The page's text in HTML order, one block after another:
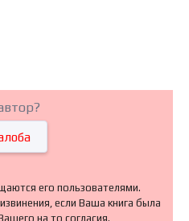
его пользователями.
если Ваша книга была
на то согласия.